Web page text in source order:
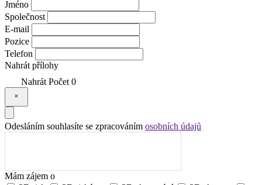
Jméno
Společnost
E-mail
Pozice
Telefon
Nahrát přílohy
Nahrát Počet 0
Odesláním souhlasíte se zpracováním osobních údajů
Mám zájem o